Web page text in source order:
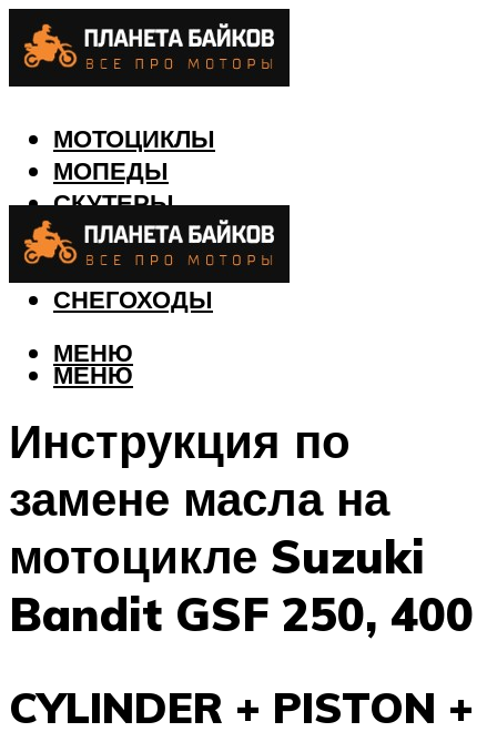
МОТОЦИКЛЫ
МОПЕДЫ
СКУТЕРЫ
КВАДРОЦИКЛЫ
ЛОДКИ
СНЕГОХОДЫ
МЕНЮ
МЕНЮ
Инструкция по
замене масла на
мотоцикле Suzuki
Bandit GSF 250, 400
CYLINDER + PISTON +